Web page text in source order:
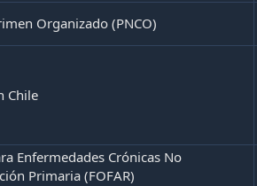
Organizado (PNCO)
Chile
Enfermedades Crónicas No
Primaria (FOFAR)